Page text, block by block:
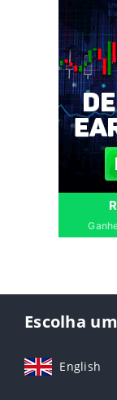
Escolha
English